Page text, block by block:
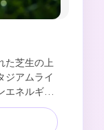
た芝生の上
ジアムライ
エネルギ
の外観、垂
白の上部